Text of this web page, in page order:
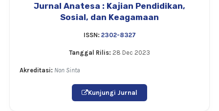
Jurnal Anatesa : Kajian Pendidikan,
Sosial, dan Keagamaan
ISSN: 2302-8327
Tanggal Rilis: 28 Dec 2023
Akreditasi: Non Sinta
Kunjungi Jurnal